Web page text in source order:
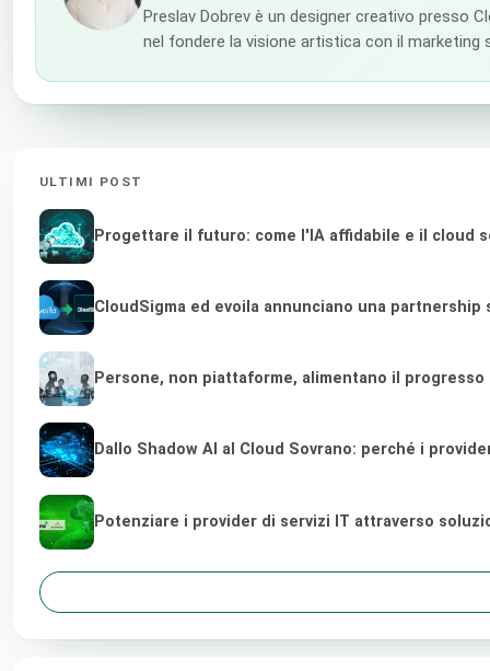
Preslav Dobrev è un designer creativo presso
nel fondere la visione artistica con il marketing
ULTIMI POST
Progettare il futuro: come l'IA affidabile e il cloud
CloudSigma ed evoila annunciano una
Persone, non piattaforme, alimentano il progresso
Dallo Shadow AI al Cloud Sovrano: perché i
Potenziare i provider di servizi IT attraverso